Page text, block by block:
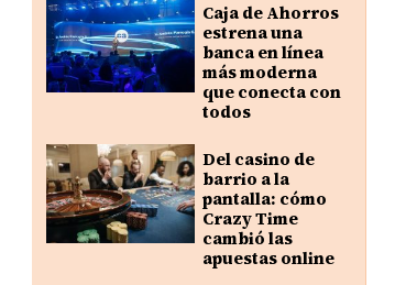
Caja de Ahorros
estrena una
banca en línea
más moderna
que conecta con
todos
Del casino de
barrio a la
pantalla: cómo
Crazy Time
cambió las
apuestas online